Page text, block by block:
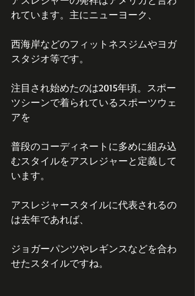
れています。主にニューヨーク、
西海岸などのフィットネスジムやヨガ
スタジオ等です。
注目され始めたのは2015年頃。スポー
ツシーンで着られているスポーツウェ
アを
普段のコーディネートに多めに組み込
むスタイルをアスレジャーと定義して
います。
アスレジャースタイルに代表されるの
は去年であれば、
ジョガーパンツやレギンスなどを合わ
せたスタイルですね。